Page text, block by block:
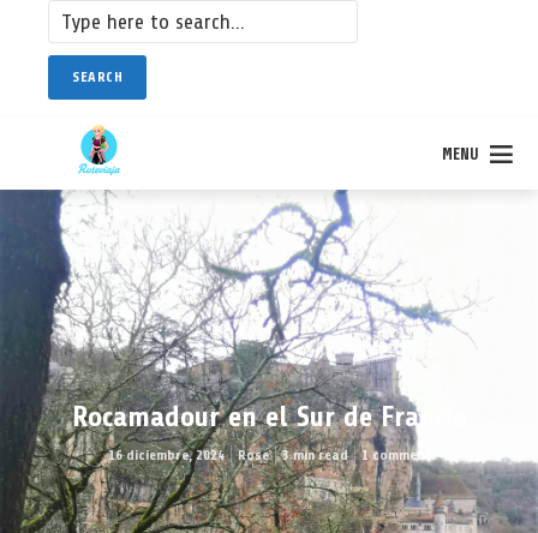
SEARCH
MENU
Rocamadour en el Sur de Francia
16 diciembre, 2024 Rose 3 min read 1 comment